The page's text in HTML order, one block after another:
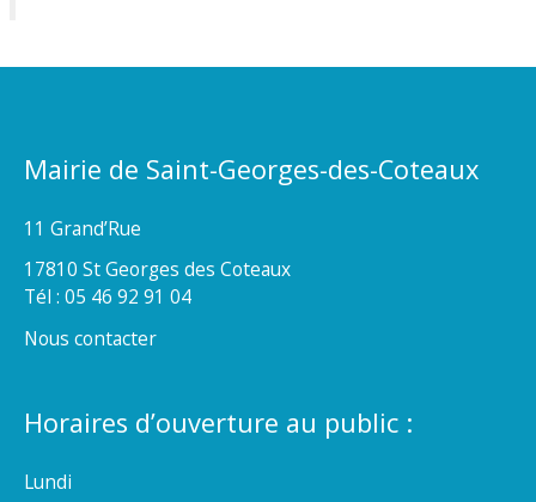
Mairie de Saint-Georges-des-Coteaux
11 Grand’Rue
17810 St Georges des Coteaux
Tél : 05 46 92 91 04
Nous contacter
Horaires d’ouverture au public :
Lundi